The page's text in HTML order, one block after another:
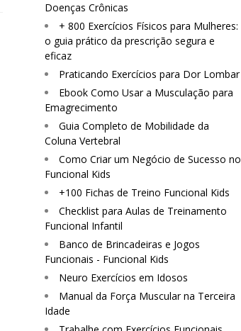
Doenças Crônicas
+ 800 Exercícios Físicos para Mulheres:
o guia prático da prescrição segura e
eficaz
Praticando Exercícios para Dor Lombar
Ebook Como Usar a Musculação para
Emagrecimento
Guia Completo de Mobilidade da
Coluna Vertebral
Como Criar um Negócio de Sucesso no
Funcional Kids
+100 Fichas de Treino Funcional Kids
Checklist para Aulas de Treinamento
Funcional Infantil
Banco de Brincadeiras e Jogos
Funcionais - Funcional Kids
Neuro Exercícios em Idosos
Manual da Força Muscular na Terceira
Idade